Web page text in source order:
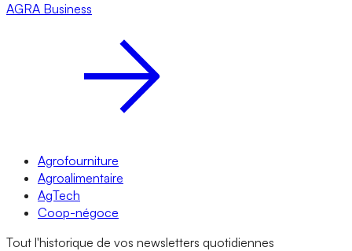
AGRA Business
Agrofourniture
Agroalimentaire
AgTech
Coop-négoce
Tout l'historique de vos newsletters quotidiennes